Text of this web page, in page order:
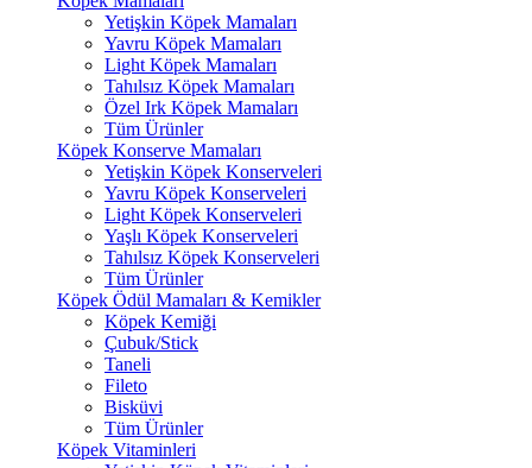
Yetişkin Köpek Mamaları
Yavru Köpek Mamaları
Light Köpek Mamaları
Tahılsız Köpek Mamaları
Özel Irk Köpek Mamaları
Tüm Ürünler
Köpek Konserve Mamaları
Yetişkin Köpek Konserveleri
Yavru Köpek Konserveleri
Light Köpek Konserveleri
Yaşlı Köpek Konserveleri
Tahılsız Köpek Konserveleri
Tüm Ürünler
Köpek Ödül Mamaları & Kemikler
Köpek Kemiği
Çubuk/Stick
Taneli
Fileto
Bisküvi
Tüm Ürünler
Köpek Vitaminleri